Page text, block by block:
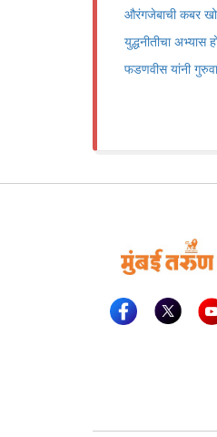
औरंगजेबाची कबर
युद्धनीतीचा अभ्यास
फडणवीस यांनी